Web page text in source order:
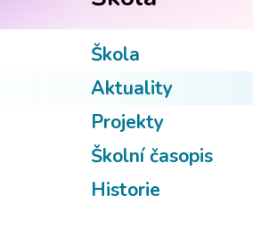
Škola
Aktuality
Projekty
Školní časopis
Historie